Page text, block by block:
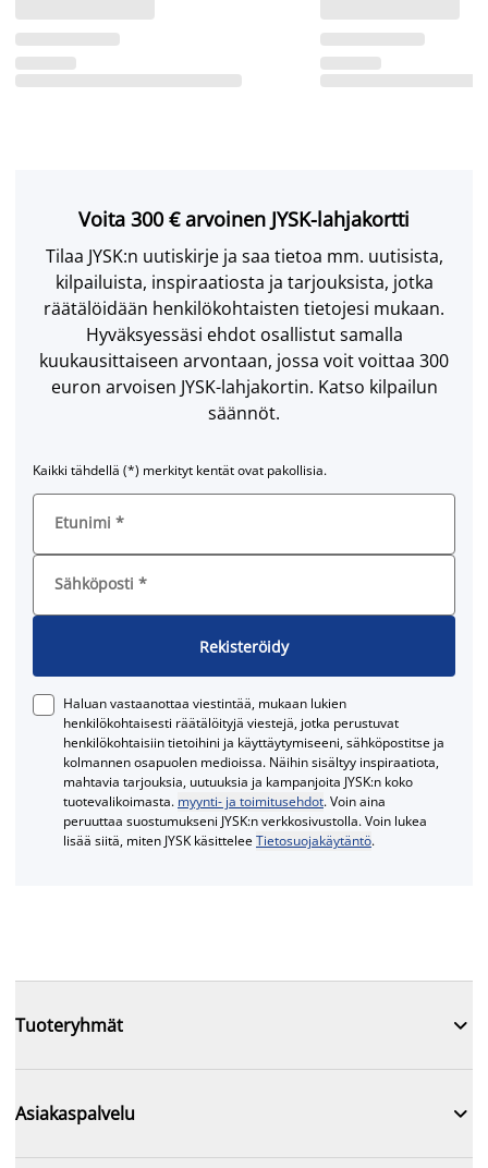
Voita 300 € arvoinen JYSK-lahjakortti
Tilaa JYSK:n uutiskirje ja saa tietoa mm. uutisista,
kilpailuista, inspiraatiosta ja tarjouksista, jotka
räätälöidään henkilökohtaisten tietojesi mukaan.
Hyväksyessäsi ehdot osallistut samalla
kuukausittaiseen arvontaan, jossa voit voittaa 300
euron arvoisen JYSK-lahjakortin. Katso kilpailun
säännöt.
Kaikki tähdellä (*) merkityt kentät ovat pakollisia.
Etunimi *
Sähköposti *
Rekisteröidy
Haluan vastaanottaa viestintää, mukaan lukien
henkilökohtaisesti räätälöityjä viestejä, jotka perustuvat
henkilökohtaisiin tietoihini ja käyttäytymiseeni, sähköpostitse ja
kolmannen osapuolen medioissa. Näihin sisältyy inspiraatiota,
mahtavia tarjouksia, uutuuksia ja kampanjoita JYSK:n koko
tuotevalikoimasta. myynti- ja toimitusehdot. Voin aina
peruuttaa suostumukseni JYSK:n verkkosivustolla. Voin lukea
lisää siitä, miten JYSK käsitteleeTietosuojakäytäntö.
Tuoteryhmät 
Asiakaspalvelu 